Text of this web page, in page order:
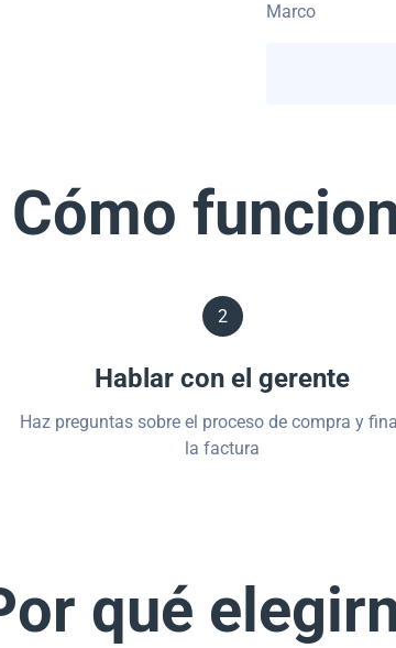
Marco
Cómo
2
Hablar con el gerente
Haz preguntas sobre el proceso de compra y
la factura
qué